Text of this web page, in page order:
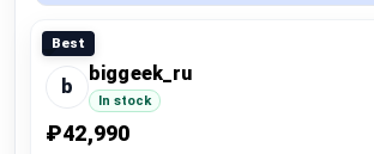
Best
b
biggeek_ru
In stock
₽42,990